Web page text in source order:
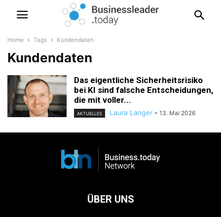
Home Tags Kundendaten
Kundendaten
Das eigentliche Sicherheitsrisiko
bei KI sind falsche Entscheidungen,
die mit voller...
AKTUELLES Laura Langer - 13. Mai 2026
ÜBER UNS